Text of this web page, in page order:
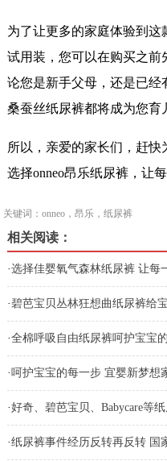
为了让更多的家庭体验到这
试用装，您可以在购买之
论您是新手父母，还是已经
桑蚕丝纸尿裤都将成为您育
所以，亲爱的家长们，赶快
选择onneo昂乐纸尿裤，让
关键词：onneo，昂乐，纸尿裤
相关阅读：
·选择佳婴氧气森林纸尿裤 让每
·碧芭宝贝丛林狂想曲纸尿裤给
·全棉呼吸自由纸尿裤呵护宝宝
·呵护宝宝的每一步 宜婴新梦想
·好奇、碧芭宝贝、Babycare等
·纸尿裤事件经历反转再反转 国